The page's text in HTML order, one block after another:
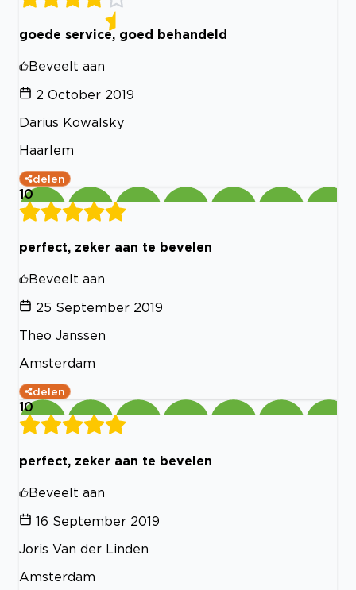
goede service, goed behandeld
Beveelt aan
2 October 2019
Darius Kowalsky
Haarlem
delen
10
perfect, zeker aan te bevelen
Beveelt aan
25 September 2019
Theo Janssen
Amsterdam
delen
10
perfect, zeker aan te bevelen
Beveelt aan
16 September 2019
Joris Van der Linden
Amsterdam